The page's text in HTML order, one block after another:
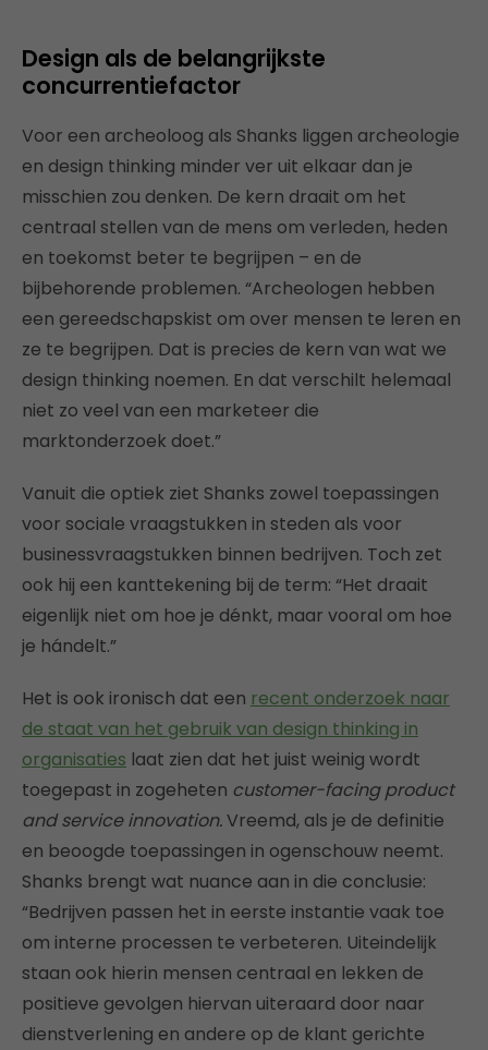
Design als de belangrijkste
concurrentiefactor
Voor een archeoloog als Shanks liggen archeologie
en design thinking minder ver uit elkaar dan je
misschien zou denken. De kern draait om het
centraal stellen van de mens om verleden, heden
en toekomst beter te begrijpen – en de
bijbehorende problemen. “Archeologen hebben
een gereedschapskist om over mensen te leren en
ze te begrijpen. Dat is precies de kern van wat we
design thinking noemen. En dat verschilt helemaal
niet zo veel van een marketeer die
marktonderzoek doet.”
Vanuit die optiek ziet Shanks zowel toepassingen
voor sociale vraagstukken in steden als voor
businessvraagstukken binnen bedrijven. Toch zet
ook hij een kanttekening bij de term: “Het draait
eigenlijk niet om hoe je dénkt, maar vooral om hoe
je hándelt.”
Het is ook ironisch dat een recent onderzoek naar
de staat van het gebruik van design thinking in
organisaties laat zien dat het juist weinig wordt
toegepast in zogeheten customer-facing product
and service innovation.Vreemd, als je de definitie
en beoogde toepassingen in ogenschouw neemt.
Shanks brengt wat nuance aan in die conclusie:
“Bedrijven passen het in eerste instantie vaak toe
om interne processen te verbeteren. Uiteindelijk
staan ook hierin mensen centraal en lekken de
positieve gevolgen hiervan uiteraard door naar
dienstverlening en andere op de klant gerichte